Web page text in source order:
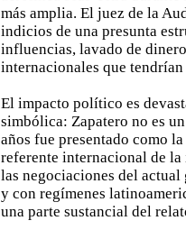
más amplia. El juez de la
indicios de una presunta
influencias, lavado de
internacionales que
El impacto político es
simbólica: Zapatero no es
años fue presentado como
referente internacional de
las negociaciones del
y con regímenes
una parte sustancial del